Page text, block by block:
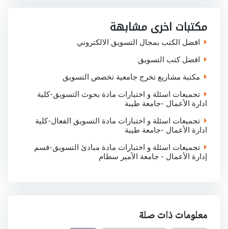
p
p n
مكتبات اخرى مشابهة
افضل الكتب بمجال التسويق الالكتروني
افضل كتب التسويق
مكتبة مشاريع تخرج جامعية تخصص التسويق
تجميعات اسئلة و اختبارات مادة بحوث التسويق-كلية
ادارة الأعمال -جامعة طيبة
تجميعات اسئلة و اختبارات مادة التسويق الفعال-كلية
ادارة الأعمال -جامعة طيبة
تجميعات اسئلة و اختبارات مادة مبادئ التسويق-قسم
إدارة الأعمال - جامعة الأمير سطام
معلومات ذات صلة